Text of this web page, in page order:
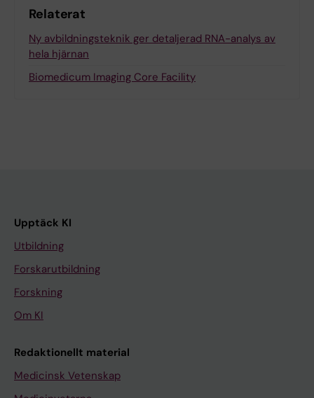
Relaterat
Ny avbildningsteknik ger detaljerad RNA-analys av
hela hjärnan
Biomedicum Imaging Core Facility
Upptäck KI
Utbildning
Forskarutbildning
Forskning
Om KI
Redaktionellt material
Medicinsk Vetenskap